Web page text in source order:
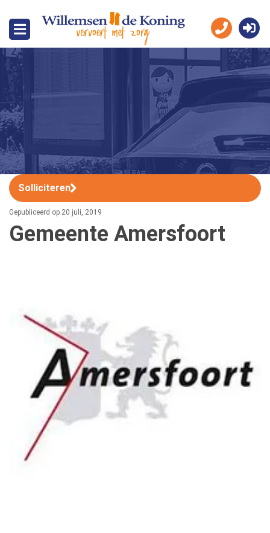
Solliciteren
Gepubliceerd op 20 juli, 2019
Gemeente Amersfoort